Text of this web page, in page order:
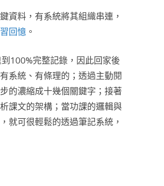
資料，有系統將其組織串連，
回憶 。
100%完整記錄，因此回家後
系統、有條理的；透過主動閱
的濃縮成十幾個關鍵字；接著
析課文的架構；當功課的邏輯與
就可很輕鬆的透過筆記系統，